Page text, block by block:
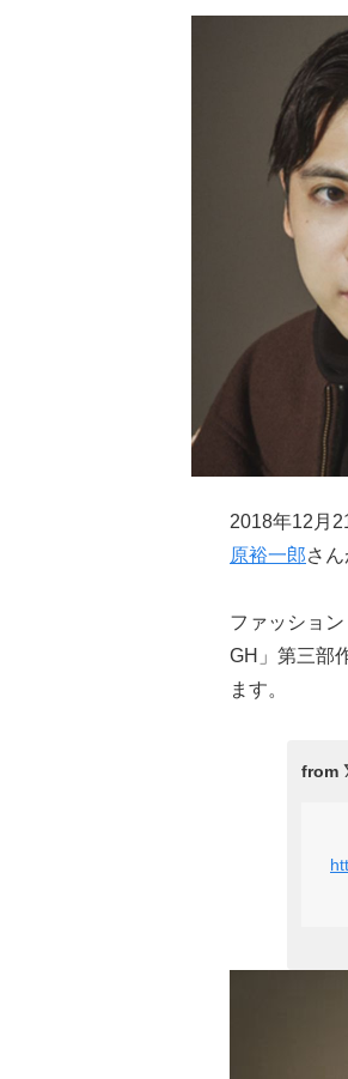
2018年12月
原裕一郎さん
ファッショ
GH」第三部
ます。